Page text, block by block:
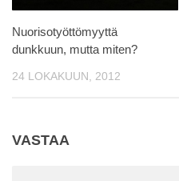
Nuorisotyöttömyyttä
dunkkuun, mutta miten?
24 LOKAKUUN, 2012
VASTAA